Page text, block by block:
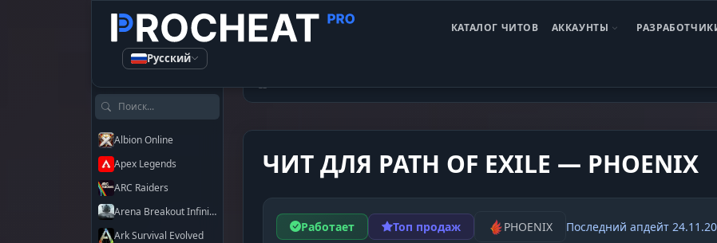
КАТАЛОГ ЧИТОВ АККАУНТЫ
Русский
Поиск по играм
Albion Online
Apex Legends
ARC Raiders
Arena Breakout Infinite
Ark Survival Evolved
Читы Path of Exile Path of Exile Phoenix
ЧИТ ДЛЯ PATH OF EXILE — PHOENIX
Работает Топ продаж PHOENIX Последний апдейт